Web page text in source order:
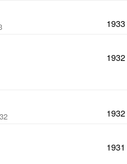
1933
1932
1932
1931